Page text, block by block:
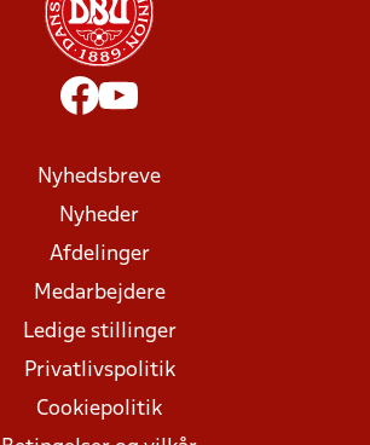
Nyhedsbreve
Nyheder
Afdelinger
Medarbejdere
Ledige stillinger
Privatlivspolitik
Cookiepolitik